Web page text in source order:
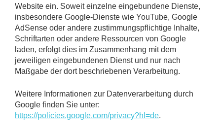
Website ein. Soweit einzelne eingebundene Dienste,
insbesondere Google-Dienste wie YouTube, Google
AdSense oder andere zustimmungspflichtige Inhalte,
Schriftarten oder andere Ressourcen von Google
laden, erfolgt dies im Zusammenhang mit dem
jeweiligen eingebundenen Dienst und nur nach
Maßgabe der dort beschriebenen Verarbeitung.
Weitere Informationen zur Datenverarbeitung durch
Google finden Sie unter:
https://policies.google.com/privacy?hl=de.